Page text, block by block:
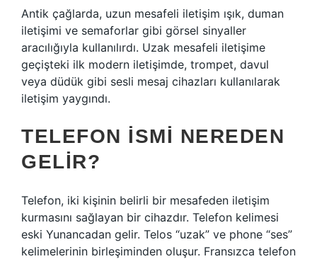
Antik çağlarda, uzun mesafeli iletişim ışık, duman
iletişimi ve semaforlar gibi görsel sinyaller
aracılığıyla kullanılırdı. Uzak mesafeli iletişime
geçişteki ilk modern iletişimde, trompet, davul
veya düdük gibi sesli mesaj cihazları kullanılarak
iletişim yaygındı.
TELEFON ISMI NEREDEN
GELIR?
Telefon, iki kişinin belirli bir mesafeden iletişim
kurmasını sağlayan bir cihazdır. Telefon kelimesi
eski Yunancadan gelir. Telos “uzak” ve phone “ses”
kelimelerinin birleşiminden oluşur. Fransızca telefon